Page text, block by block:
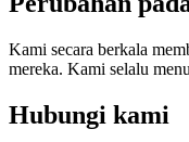
Kami secara berkala
mereka. Kami selalu
Hubungi kami